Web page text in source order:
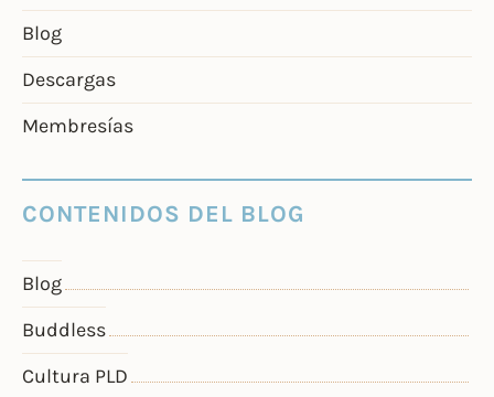
Blog
Descargas
Membresías
CONTENIDOS DEL BLOG
Blog
Buddless
Cultura PLD